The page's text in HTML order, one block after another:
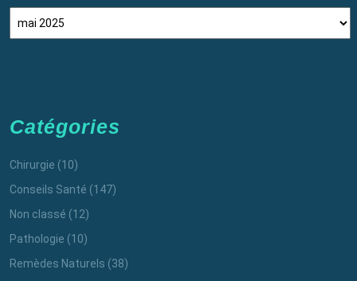
Catégories
Chirurgie (10)
Conseils Santé (147)
Non classé (12)
Pathologie (10)
Remèdes Naturels (38)